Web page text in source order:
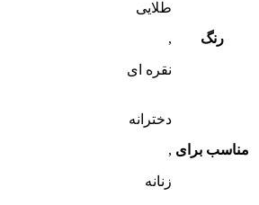
رنگ
طلایی
,
نقره ای
مناسب برای
دخترانه
,
زنانه